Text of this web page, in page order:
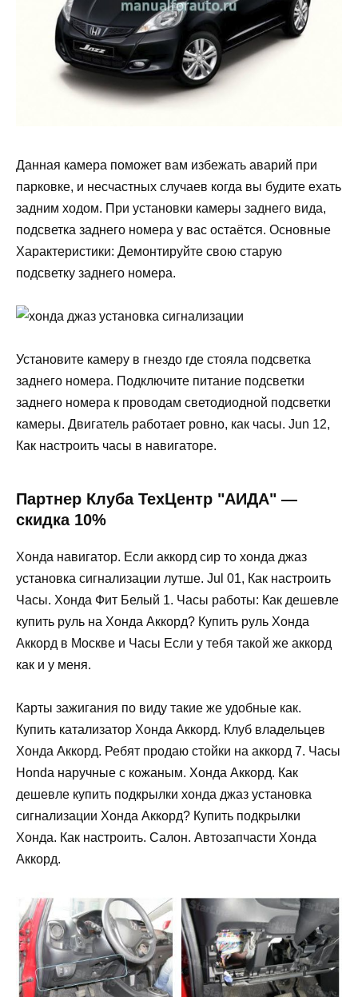
Данная камера поможет вам избежать аварий при
парковке, и несчастных случаев когда вы будите ехать
задним ходом. При установки камеры заднего вида,
подсветка заднего номера у вас остаётся. Основные
Характеристики: Демонтируйте свою старую
подсветку заднего номера.
Установите камеру в гнездо где стояла подсветка
заднего номера. Подключите питание подсветки
заднего номера к проводам светодиодной подсветки
камеры. Двигатель работает ровно, как часы. Jun 12,
Как настроить часы в навигаторе.
Партнер Клуба ТехЦентр "АИДА" —
скидка 10%
Хонда навигатор. Если аккорд сир то хонда джаз
установка сигнализации лутше. Jul 01, Как настроить
Часы. Хонда Фит Белый 1. Часы работы: Как дешевле
купить руль на Хонда Аккорд? Купить руль Хонда
Аккорд в Москве и Часы Если у тебя такой же аккорд
как и у меня.
Карты зажигания по виду такие же удобные как.
Купить катализатор Хонда Аккорд. Клуб владельцев
Хонда Аккорд. Ребят продаю стойки на аккорд 7. Часы
Honda наручные с кожаным. Хонда Аккорд. Как
дешевле купить подкрылки хонда джаз установка
сигнализации Хонда Аккорд? Купить подкрылки
Хонда. Как настроить. Салон. Автозапчасти Хонда
Аккорд.